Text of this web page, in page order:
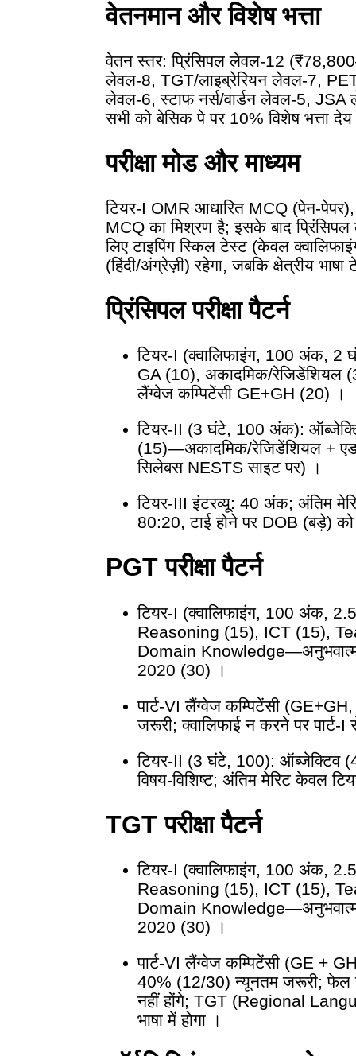
वेतनमान और विशेष भत्ता
वेतन स्तर: प्रिंसिपल लेवल-12
लेवल-8, TGT/लाइब्रेरियन लेवल-7,
लेवल-6, स्टाफ नर्स/वार्डन लेवल-5,
सभी को बेसिक पे पर 10% विशेष भत्ता
परीक्षा मोड और माध्यम
टियर-I OMR आधारित MCQ (पेन-
MCQ का मिश्रण है; इसके बाद
लिए टाइपिंग स्किल टेस्ट (केवल
(हिंदी/अंग्रेज़ी) रहेगा, जबकि क्षेत्रीय भाषा
प्रिंसिपल परीक्षा पैटर्न
टियर-I (क्वालिफाइंग, 100 अंक, 2
GA (10), अकादमिक/रेजिडेंशियल
लैंग्वेज कम्पिटेंसी GE+GH (20) ।
टियर-II (3 घंटे, 100 अंक):
(15)—अकादमिक/रेजिडेंशियल +
सिलेबस NESTS साइट पर) ।
टियर-III इंटरव्यू: 40 अंक; अंतिम
80:20, टाई होने पर DOB (बड़े) को
PGT परीक्षा पैटर्न
टियर-I (क्वालिफाइंग, 100 अंक,
Reasoning (15), ICT (15),
Domain
2020 (30) ।
पार्ट-VI लैंग्वेज कम्पिटेंसी
जरूरी; क्वालिफाई न करने पर पार्ट-
टियर-II (3 घंटे, 100): ऑब्जेक्टिव
विषय-विशिष्ट; अंतिम मेरिट केवल
TGT परीक्षा पैटर्न
टियर-I (क्वालिफाइंग, 100 अंक,
Reasoning (15), ICT (15),
Domain
2020 (30) ।
पार्ट-VI लैंग्वेज कम्पिटेंसी (GE +
40% (12/30) न्यूनतम जरूरी; फेल
नहीं होंगे; TGT (Regional
भाषा में होगा ।